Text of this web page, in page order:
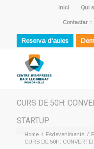
Inici Qui
Contactar ::
Reserva d'aules
CURS DE 50H:
STARTUP
Home / Esdeveniments /
CURS DE 50H: